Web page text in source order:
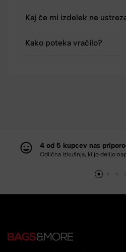
Kaj če mi izdelek ne
Kako poteka vračilo?
4 od 5 kupcev nas
Odlična izkušnja, ki jo delijo